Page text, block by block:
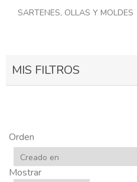
SARTENES, OLLAS Y MOLDES
MIS FILTROS
Orden
Mostrar